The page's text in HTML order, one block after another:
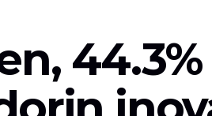
44.3%